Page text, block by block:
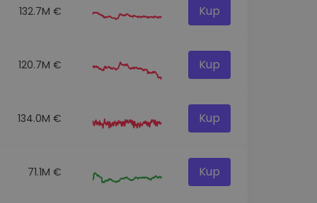
132.7M € Kup
120.7M € Kup
134.0M € Kup
71.1M € Kup